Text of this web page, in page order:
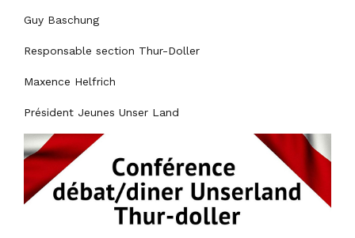
Guy Baschung
Responsable section Thur-Doller
Maxence Helfrich
Président Jeunes Unser Land